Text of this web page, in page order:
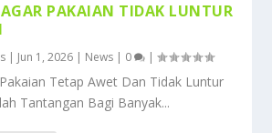
AGAR PAKAIAN TIDAK LUNTUR
| Jun 1, 2026 | News | 0 |
Tetap Awet Dan Tidak Luntur
Tantangan Bagi Banyak...